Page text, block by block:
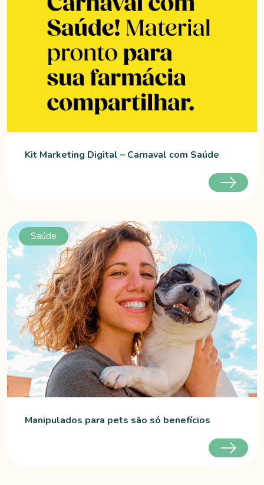
Kit Marketing Digital – Carnaval com Saúde
Saúde
Manipulados para pets são só benefícios